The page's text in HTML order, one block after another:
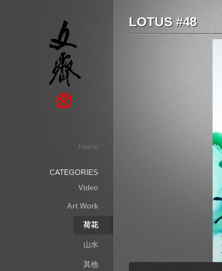
Home
CATEGORIES
Video
Art Work
荷花
山水
其他
LOTUS #48